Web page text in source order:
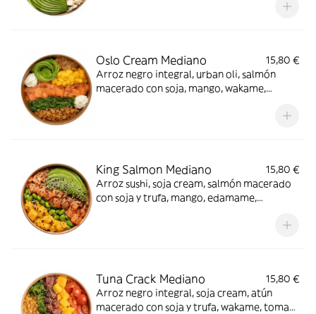
crunchy mix. Perfecto para cualquier día.
Oslo Cream Mediano
15,80 €
Arroz negro integral, urban oli, salmón
macerado con soja, mango, wakame,
King Salmon Mediano
15,80 €
Arroz sushi, soja cream, salmón macerado
con soja y trufa, mango, edamame,
Tuna Crack Mediano
15,80 €
Arroz negro integral, soja cream, atún
macerado con soja y trufa, wakame, tomate